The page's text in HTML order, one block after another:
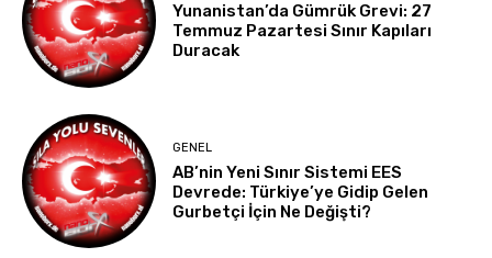
Yunanistan’da Gümrük Grevi: 27
Temmuz Pazartesi Sınır Kapıları
Duracak
GENEL
AB’nin Yeni Sınır Sistemi EES
Devrede: Türkiye’ye Gidip Gelen
Gurbetçi İçin Ne Değişti?